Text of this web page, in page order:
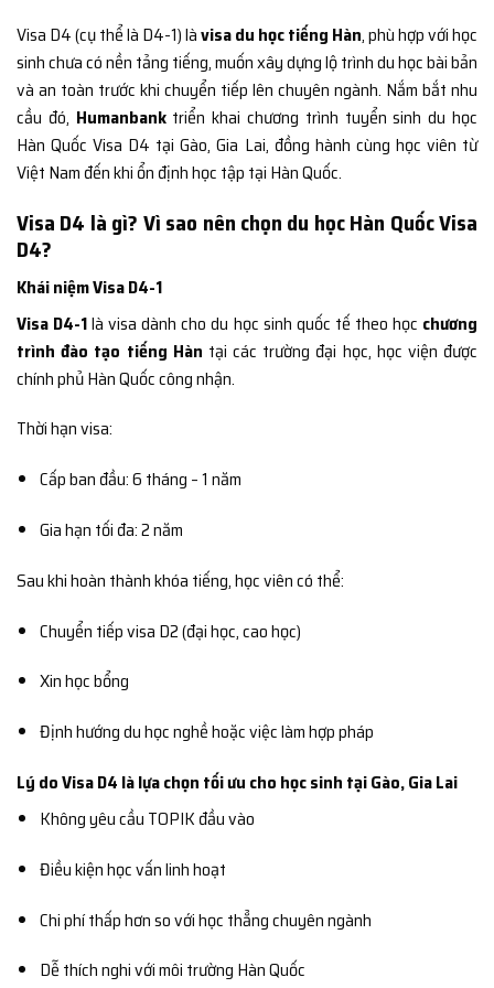
Visa D4 (cụ thể là D4-1) làvisa du học tiếng Hàn, phù hợp với học
sinh chưa có nền tảng tiếng, muốn xây dựng lộ trình du học bài bản
và an toàn trước khi chuyển tiếp lên chuyên ngành. Nắm bắt nhu
cầu đó, Humanbanktriển khai chương trình tuyển sinh du học
Hàn Quốc Visa D4 tại Gào, Gia Lai, đồng hành cùng học viên từ
Việt Nam đến khi ổn định học tập tại Hàn Quốc.
Visa D4 là gì? Vì sao nên chọn du học Hàn Quốc Visa
D4?
Khái niệm Visa D4-1
Visa D4-1là visa dành cho du học sinh quốc tế theo học chương
trình đào tạo tiếng Hàn tại các trường đại học, học viện được
chính phủ Hàn Quốc công nhận.
Thời hạn visa:
Cấp ban đầu: 6 tháng – 1 năm
Gia hạn tối đa: 2 năm
Sau khi hoàn thành khóa tiếng, học viên có thể:
Chuyển tiếp visa D2 (đại học, cao học)
Xin học bổng
Định hướng du học nghề hoặc việc làm hợp pháp
Lý do Visa D4 là lựa chọn tối ưu cho học sinh tại Gào, Gia Lai
Không yêu cầu TOPIK đầu vào
Điều kiện học vấn linh hoạt
Chi phí thấp hơn so với học thẳng chuyên ngành
Dễ thích nghi với môi trường Hàn Quốc